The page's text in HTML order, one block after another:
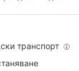
транспорт